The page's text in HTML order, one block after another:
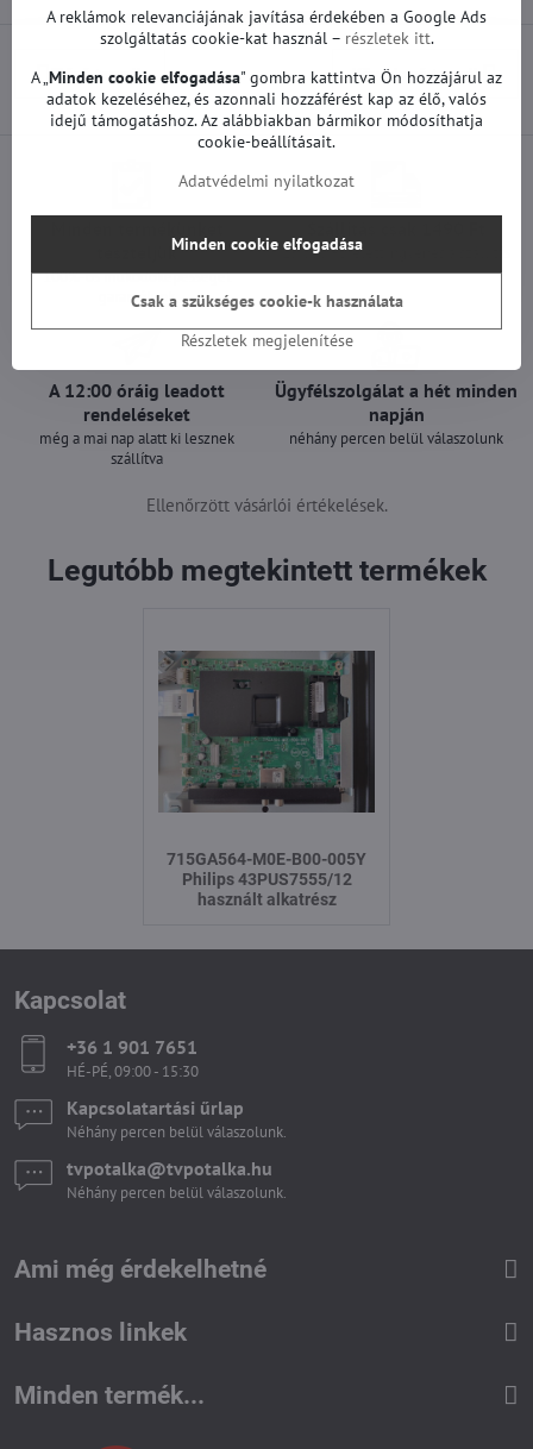
Előző termék Következő termék
teszteljük
100%-os működőképességet
garantálunk
25 000 Ft felett ingyenes a szállítás
A 12:00 óráig leadott
rendeléseket
még a mai nap alatt ki lesznek
szállítva
Ügyfélszolgálat a hét minden
napján
néhány percen belül válaszolunk
Ellenőrzött vásárlói értékelések.
Legutóbb megtekintett termékek
715GA564-M0E-B00-005Y
Philips 43PUS7555/12
használt alkatrész
Kapcsolat
+36 1 901 7651
HÉ-PÉ, 09:00 - 15:30
Kapcsolatartási űrlap
Néhány percen belül válaszolunk.
tvpotalka​@tvpotalka​.hu
Néhány percen belül válaszolunk.
Ami még érdekelhetné
Hasznos linkek
Minden termék...
A reklámok relevanciájának javítása érdekében a Google Ads
szolgáltatás cookie-kat használ – részletek itt.
A „Minden cookie elfogadása" gombra kattintva Ön hozzájárul az
adatok kezeléséhez, és azonnali hozzáférést kap az élő, valós
idejű támogatáshoz. Az alábbiakban bármikor módosíthatja
cookie-beállításait.
Adatvédelmi nyilatkozat
Részletek megjelenítése
Minden cookie elfogadása
Csak a szükséges cookie-k használata